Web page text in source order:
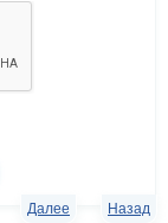
Назад
Далее